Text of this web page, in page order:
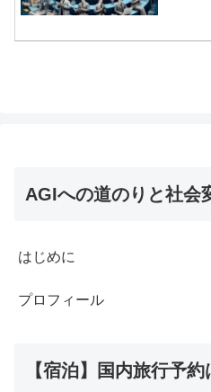
AGIへの道のりと社会
はじめに
プロフィール
【宿泊】国内旅行予